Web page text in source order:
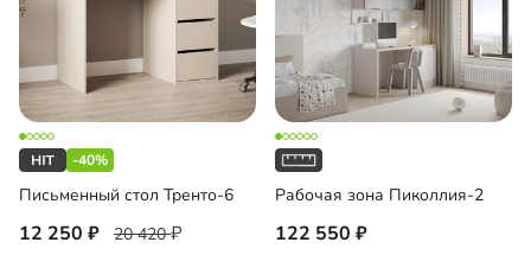
-40%
Письменный стол Тренто-6
12 250 20 420
Рабочая зона Пиколлия-2
122 550